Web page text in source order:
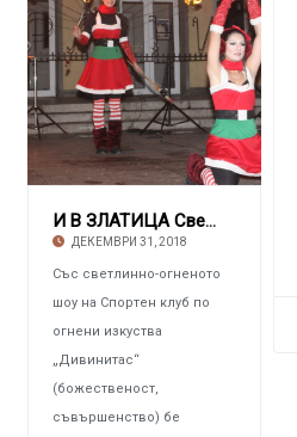
И В ЗЛАТИЦА Светна коледната елха
ДЕКЕМВРИ 31, 2018
Със светлинно-огненото
шоу на Спортен клуб по
огнени изкуства
„Дивинитас“
(божественост,
съвършенство) бе